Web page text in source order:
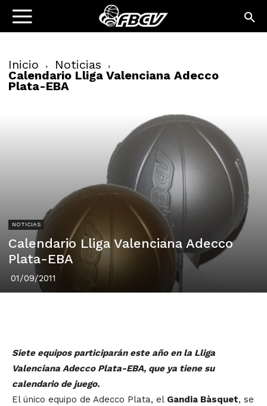
Inicio Noticias
Calendario Lliga Valenciana Adecco
Plata-EBA
NOTICIAS
Calendario Lliga Valenciana Adecco
Plata-EBA
01/09/2011
Siete equipos participarán este año en la Lliga
Valenciana Adecco Plata-EBA, que ya tiene su
calendario de juego.
El único equipo de Adecco Plata, el Gandia Bàsquet, se